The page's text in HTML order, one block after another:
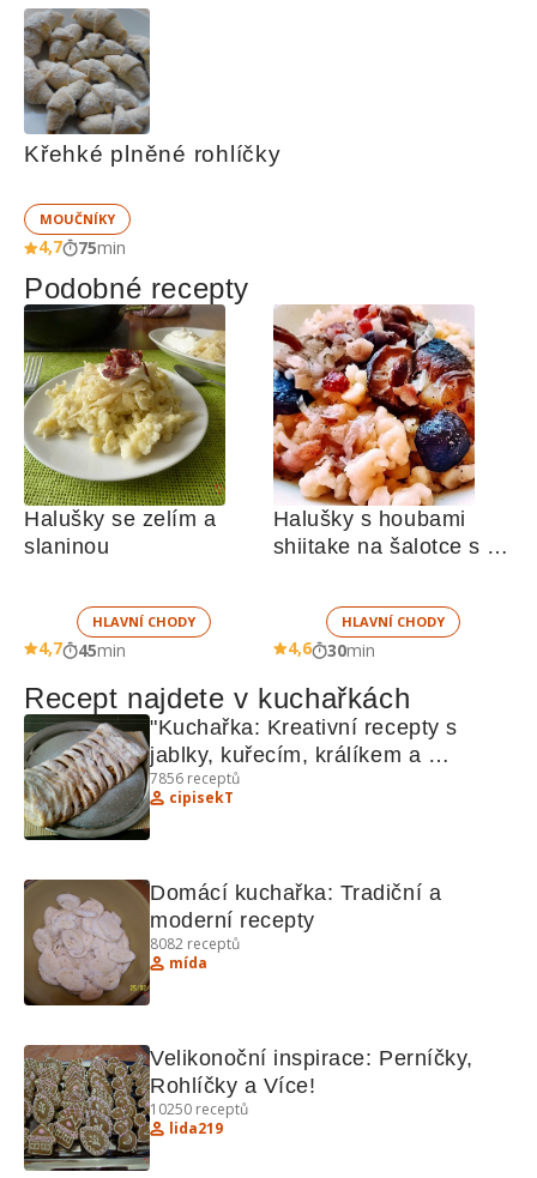
Křehké plněné rohlíčky
MOUČNÍKY
4,7 75min
Podobné recepty
Halušky se zelím a
slaninou
HLAVNÍ CHODY
4,7 45min
Halušky s houbami
shiitake na šalotce s
HLAVNÍ CHODY
4,6 30min
Recept najdete v kuchařkách
"Kuchařka: Kreativní recepty s
jablky, kuřecím, králíkem a
bochánky"
7856 receptů
cipisekT
Domácí kuchařka: Tradiční a
moderní recepty
8082 receptů
mída
Velikonoční inspirace: Perníčky,
Rohlíčky a Více!
10250 receptů
lida219